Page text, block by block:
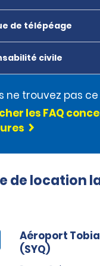
de télépéage
civile
ne trouvez pas
les FAQ
de location
Aéroport
(SYQ)